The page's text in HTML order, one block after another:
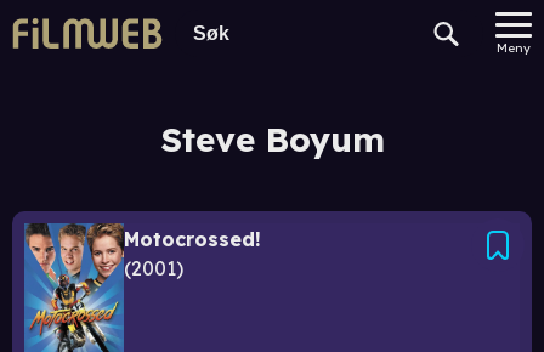
Meny
Steve Boyum
Motocrossed!
2001